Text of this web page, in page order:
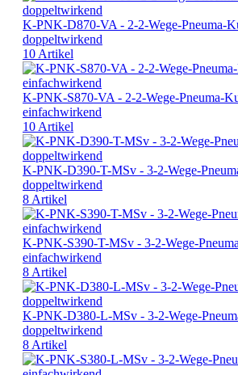
K-PNK-D870-VA - 2-2-Wege-Pneuma-
doppeltwirkend
10 Artikel
K-PNK-S870-VA - 2-2-Wege-Pneuma-
einfachwirkend
10 Artikel
K-PNK-D390-T-MSv - 3-2-Wege-
doppeltwirkend
8 Artikel
K-PNK-S390-T-MSv - 3-2-Wege-
einfachwirkend
8 Artikel
K-PNK-D380-L-MSv - 3-2-Wege-
doppeltwirkend
8 Artikel